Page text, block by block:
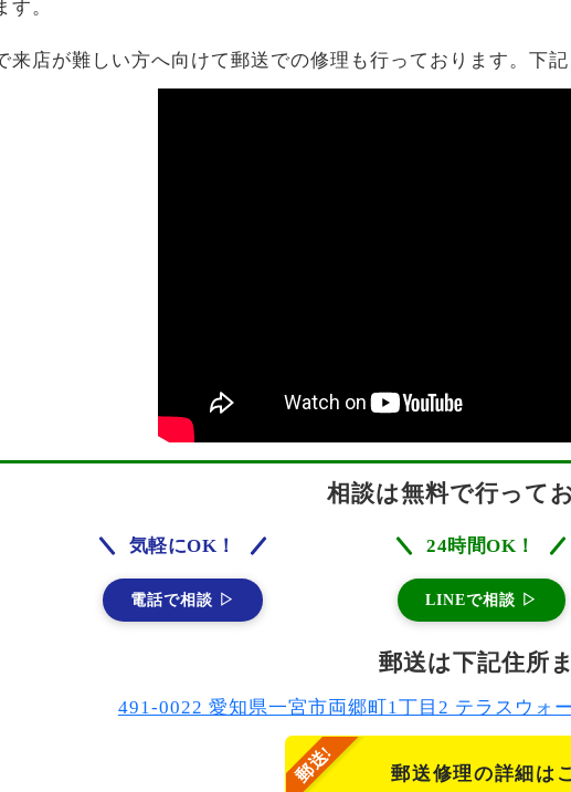
す。
来店が難しい方へ向けて郵送での修理も行っております。下
相談は無料で行って
気軽にOK！
電話で相談 ▷
24時間OK！
LINEで相談 ▷
郵送は下記住所
491-0022 愛知県一宮市両郷町1丁目2 テラスウォ
郵送修理の詳細は